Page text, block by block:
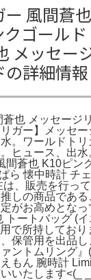
風間蒼
ゴール
メッセー
の詳細情報
也 メッセージ
ガー】メッセー
。ワールドト
ヒュース、出
間蒼也 K10ピン
ら 懐中時計 チ
、販売を行っ
しの商品であ
がお高めとな
トートバッグ (
で所持しており
保管用を出品
ントムリング』
もん 腕時計
いたします<(_